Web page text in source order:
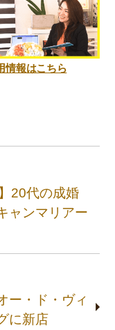
情報はこちら
20代の成婚
ャンマリアー
ー・ド・ヴィ
に新店